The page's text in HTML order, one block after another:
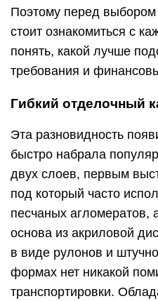
Поэтому перед выбором
стоит ознакомиться с
понять, какой лучше
требования и
Гибкий отделочный
Эта разновидность
быстро набрала
двух слоев, первым
под который часто
песчаных агломератов,
основа из акриловой
в виде рулонов и
формах нет никакой
транспортировки.